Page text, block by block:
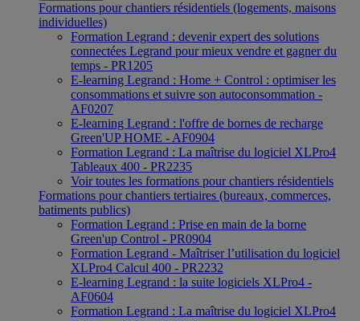
Formations pour chantiers résidentiels (logements, maisons
individuelles)
Formation Legrand : devenir expert des solutions
connectées Legrand pour mieux vendre et gagner du
temps - PR1205
E-learning Legrand : Home + Control : optimiser les
consommations et suivre son autoconsommation -
AF0207
E-learning Legrand : l'offre de bornes de recharge
Green'UP HOME - AF0904
Formation Legrand : La maîtrise du logiciel XLPro4
Tableaux 400 - PR2235
Voir toutes les formations pour chantiers résidentiels
Formations pour chantiers tertiaires (bureaux, commerces,
batiments publics)
Formation Legrand : Prise en main de la borne
Green'up Control - PR0904
Formation Legrand - Maîtriser l’utilisation du logiciel
XLPro4 Calcul 400 - PR2232
E-learning Legrand : la suite logiciels XLPro4 -
AF0604
Formation Legrand : La maîtrise du logiciel XLPro4